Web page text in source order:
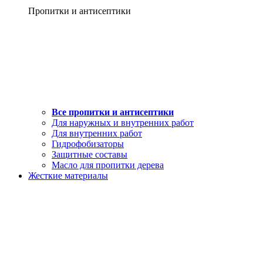
Пропитки и антисептики
Все пропитки и антисептики
Для наружных и внутренних работ
Для внутренних работ
Гидрофобизаторы
Защитные составы
Масло для пропитки дерева
Жесткие материалы